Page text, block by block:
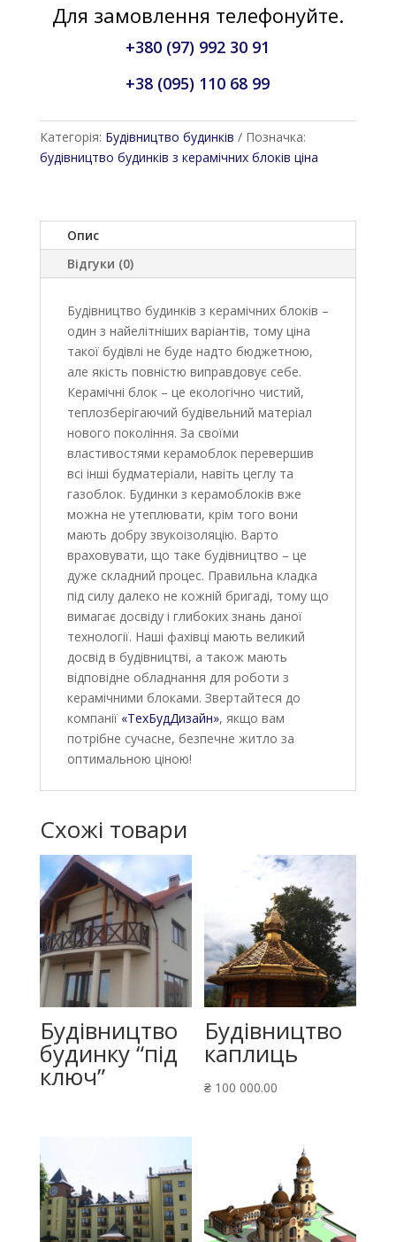
Для замовлення телефонуйте.
+380 (97) 992 30 91
+38 (095) 110 68 99
Категорія: Будівництво будинків
Позначка:
будівництво будинків з керамічних блоків ціна
Опис
Відгуки (0)
Будівництво будинків з керамічних блоків –
один з найелітніших варіантів, тому ціна
такої будівлі не буде надто бюджетною,
але якість повністю виправдовує себе.
Керамічні блок – це екологічно чистий,
теплозберігаючий будівельний матеріал
нового покоління. За своїми
властивостями керамоблок перевершив
всі інші будматеріали, навіть цеглу та
газоблок. Будинки з керамоблоків вже
можна не утеплювати, крім того вони
мають добру звукоізоляцію. Варто
враховувати, що таке будівництво – це
дуже складний процес. Правильна кладка
під силу далеко не кожній бригаді, тому що
вимагає досвіду і глибоких знань даної
технології. Наші фахівці мають великий
досвід в будівництві, а також мають
відповідне обладнання для роботи з
керамічними блоками. Звертайтеся до
компанії «ТехБудДизайн», якщо вам
потрібне сучасне, безпечне житло за
оптимальною ціною!
Схожі товари
Будівництво
будинку “під
ключ”
Будівництво
каплиць
₴ 100 000.00